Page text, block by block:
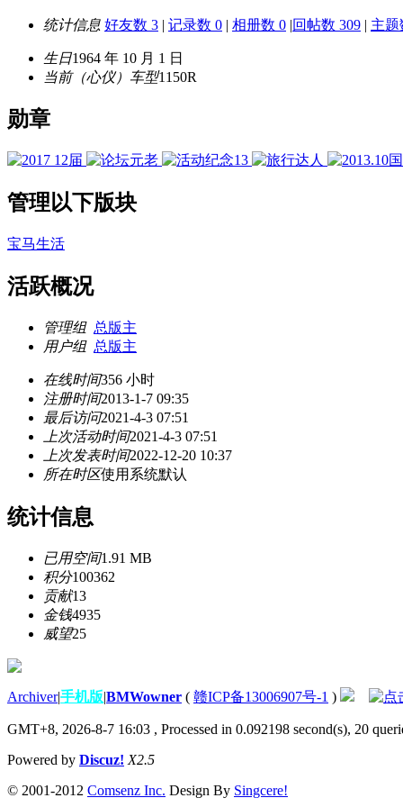
统计信息 好友数 3 | 记录数 0 | 相册数 0 |回帖数 309 | 主题
生日1964 年 10 月 1 日
当前（心仪）车型1150R
勋章
管理以下版块
宝马生活
活跃概况
管理组 总版主
用户组 总版主
在线时间356 小时
注册时间2013-1-7 09:35
最后访问2021-4-3 07:51
上次活动时间2021-4-3 07:51
上次发表时间2022-12-20 10:37
所在时区使用系统默认
统计信息
已用空间1.91 MB
积分100362
贡献13
金钱4935
威望25
Archiver|手机版|BMWowner ( 赣ICP备13006907号-1 )
GMT+8, 2026-8-7 16:03 , Processed in 0.092198 second(s), 20
Powered by Discuz! X2.5
© 2001-2012 Comsenz Inc. Design By Singcere!